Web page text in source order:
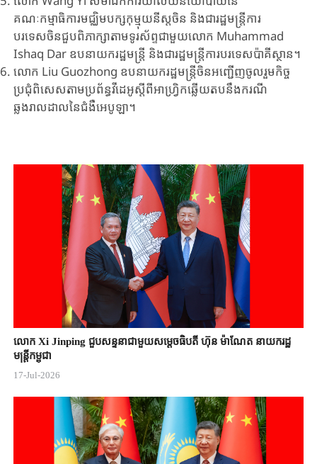
គណៈកម្មាធិការមជ្ឈិមបក្សកុម្មុយនីស្តចិន និងជារដ្ឋមន្ត្រីការ
បរទេសចិនជួបពិភាក្សាតាមទូរស័ព្ទជាមួយ​លោក Muhammad
Ishaq Dar ឧបនាយករដ្ឋមន្ត្រី និងជារដ្ឋមន្ត្រីការបរទេសប៉ាគីស្ថាន។
លោក Liu Guozhong​ ឧបនាយករដ្ឋមន្ត្រីចិនអញ្ជើញចូលរួមកិច្ច
ប្រជុំពិសេសតាមប្រព័ន្ធវីដេអូស្តីពីអាហ្វ្រិកឆ្លើយតបនឹងករណី
ឆ្លងរាលដាលនៃជំងឺអេបូឡា។
លោក Xi Jinping ជួបសន្ទនាជាមួយសម្តេចធិបតី ហ៊ុន ម៉ាណែត នាយករដ្ឋ
មន្ត្រីកម្ពុជា
17-Jul-2026